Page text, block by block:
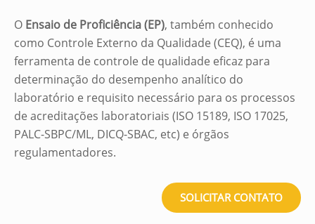
O Ensaio de Proficiência (EP), também conhecido
como Controle Externo da Qualidade (CEQ), é uma
ferramenta de controle de qualidade eficaz para
determinação do desempenho analítico do
laboratório e requisito necessário para os processos
de acreditações laboratoriais (ISO 15189, ISO 17025,
PALC-SBPC/ML, DICQ-SBAC, etc) e órgãos
regulamentadores.
SOLICITAR CONTATO